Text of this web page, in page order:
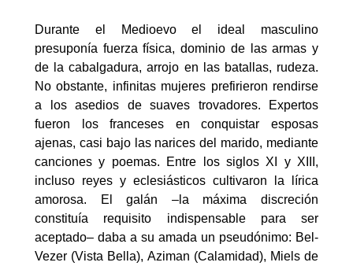
Durante el Medioevo el ideal masculino
presuponía fuerza física, dominio de las armas y
de la cabalgadura, arrojo en las batallas, rudeza.
No obstante, infinitas mujeres prefirieron rendirse
a los asedios de suaves trovadores. Expertos
fueron los franceses en conquistar esposas
ajenas, casi bajo las narices del marido, mediante
canciones y poemas. Entre los siglos XI y XIII,
incluso reyes y eclesiásticos cultivaron la lírica
amorosa. El galán –la máxima discreción
constituía requisito indispensable para ser
aceptado– daba a su amada un pseudónimo: Bel-
Vezer (Vista Bella), Aziman (Calamidad), Miels de